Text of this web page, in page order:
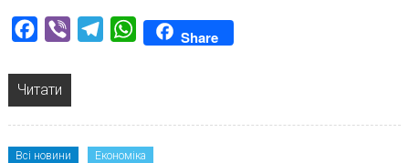
Facebook
Viber TelegramWhatsAppShare
Читати
Всі новини Економіка